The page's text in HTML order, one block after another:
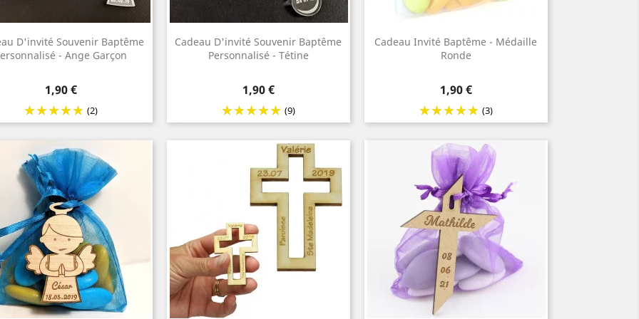
D'invité Souvenir Baptême
- Ange Garçon
Prix
1,90 €
(2)
Cadeau D'invité Souvenir Baptême
Personnalisé - Tétine
Prix
1,90 €
(9)
Cadeau Invité Baptême - Médaille
Ronde
Prix
1,90 €
(3)